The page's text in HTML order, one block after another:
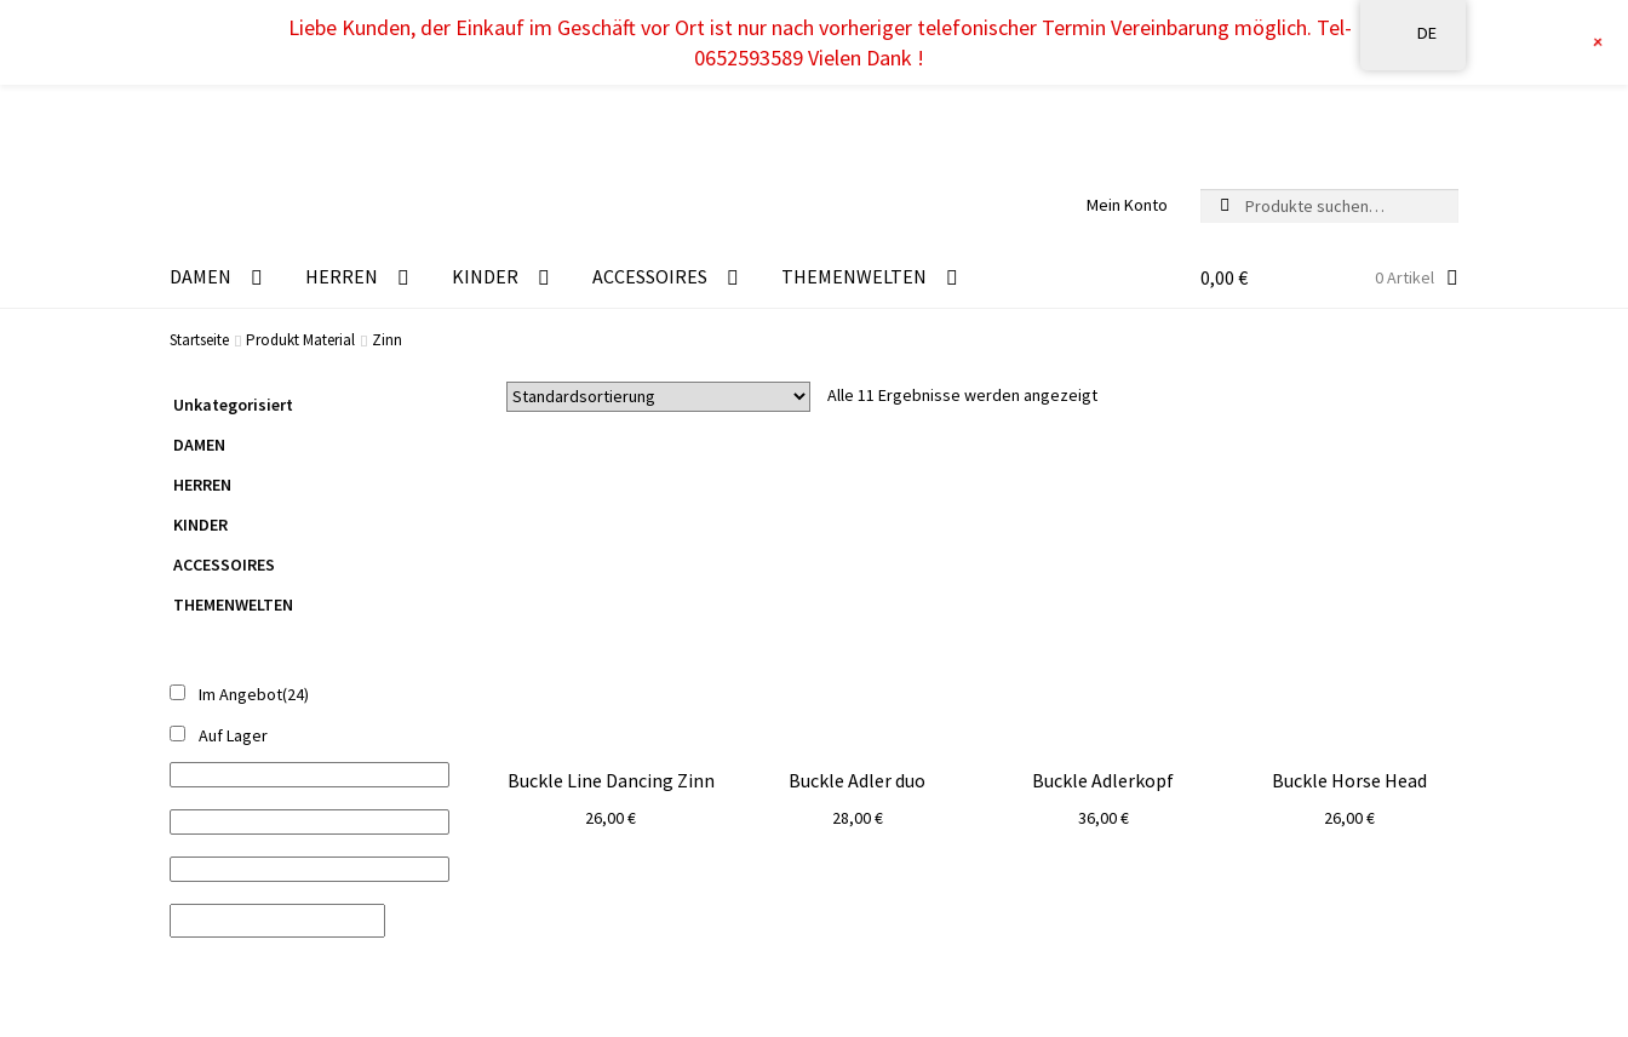
Suche
Suche
Mein Konto
DAMEN HERREN KINDER ACCESSOIRES THEMENWELTEN 0,00€ 0 Artikel
Startseite Produkt Material Zinn
Alle 11 Ergebnisse werden angezeigt
Buckle Line Dancing Zinn
26,00€
Buckle Adler duo
28,00€
Buckle Adlerkopf
36,00€
Buckle Horse Head
26,00€
Unkategorisiert
DAMEN
HERREN
KINDER
ACCESSOIRES
THEMENWELTEN
Im Angebot(24)
Auf Lager
Liebe Kunden, der Einkauf im Geschäft vor Ort ist nur nach vorheriger telefonischer Termin Vereinbarung möglich. Tel-
0652593589 Vielen Dank !
+
DE